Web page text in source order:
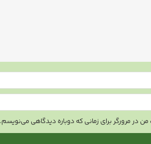
در مرورگر برای زمانی که دوباره دیدگاهی می‌نویسم.